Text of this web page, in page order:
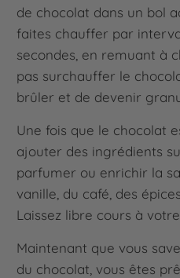
de chocolat dans un bol
faites chauffer par
secondes, en remuant à
pas surchauffer le
brûler et de devenir
Une fois que le chocolat
ajouter des ingrédients
parfumer ou enrichir la
vanille, du café, des
Laissez libre cours à
Maintenant que vous
du chocolat, vous êtes